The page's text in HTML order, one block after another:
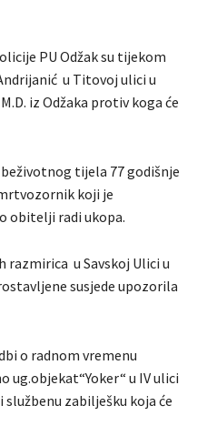
PU Odžak su tijekom
u Titovoj ulici u
iz Odžaka protiv koga će
tijela 77 godišnje
koji je
obitelji radi ukopa.
razmirica u Savskoj Ulici u
susjede upozorila
o radnom vremenu
u IV ulici
zabilješku koja će